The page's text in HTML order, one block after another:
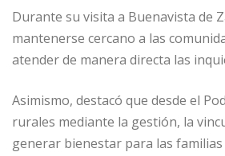
Durante su visita a Buenavista de
mantenerse cercano a las
atender de manera directa las
Asimismo, destacó que desde el
rurales mediante la gestión, la
generar bienestar para las